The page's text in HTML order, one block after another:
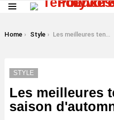
You are here:
Home Style Les meilleures tenues pour la saison d'automne
STYLE
Les meilleures
saison